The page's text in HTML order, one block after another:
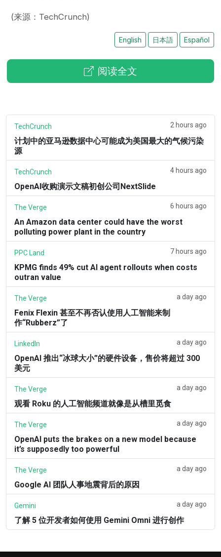
(来源：TechCrunch)
English 日本語 Español
阅读全文
TechCrunch 2 hours ago
计划中的亚马逊数据中心可能成为美国最大的气候污染
源
TechCrunch 4 hours ago
OpenAI收购演示文稿初创公司NextSlide
The Verge 6 hours ago
An Amazon data center could have the worst
polluting power plant in the country
PPC Land 7 hours ago
KPMG finds 49% cut AI agent rollouts when costs
outran value
The Verge a day ago
Fenix Flexin 甚至不再否认使用人工智能来制
作“Rubberz”了
LinkedIn a day ago
OpenAI 推出“冰球大小”的硬件设备，售价将超过 300
美元
The Verge a day ago
观看 Roku 的人工智能频道就像是从槽里觅食
The Verge a day ago
OpenAI puts the brakes on a new model because
it’s supposedly too powerful
The Verge a day ago
Google AI 团队人事地震背后的原因
Gemini a day ago
了解 5 位开发者如何使用 Gemini Omni 进行创作